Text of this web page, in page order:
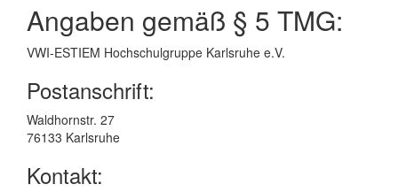
Angaben gemäß § 5 TMG:
VWI-ESTIEM Hochschulgruppe Karlsruhe e.V.
Postanschrift:
Waldhornstr. 27
76133 Karlsruhe
Kontakt: